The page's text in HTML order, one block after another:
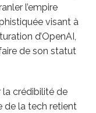
l’empire
visant à
d’OpenAI,
de son statut
la crédibilité de
de la tech retient